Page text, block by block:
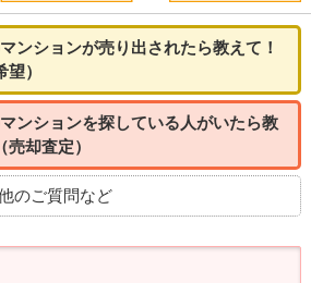
ンションが売り出されたら教えて！
望）
ンションを探している人がいたら教
売却査定）
のご質問など